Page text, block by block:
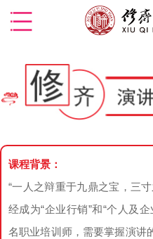
课程背景：
“一人之辩重于九鼎之宝，三
经成为“企业行销”和“个人及
名职业培训师，需要掌握演讲